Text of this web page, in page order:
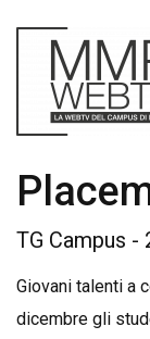
TG Campus -
Giovani talenti a
dicembre gli